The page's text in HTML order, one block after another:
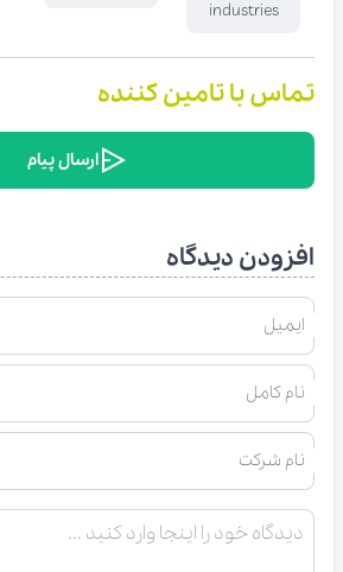
industries
تماس با تامین کننده
ارسال پیام
افزودن دیدگاه
ایمیل
نام کامل
نام شرکت